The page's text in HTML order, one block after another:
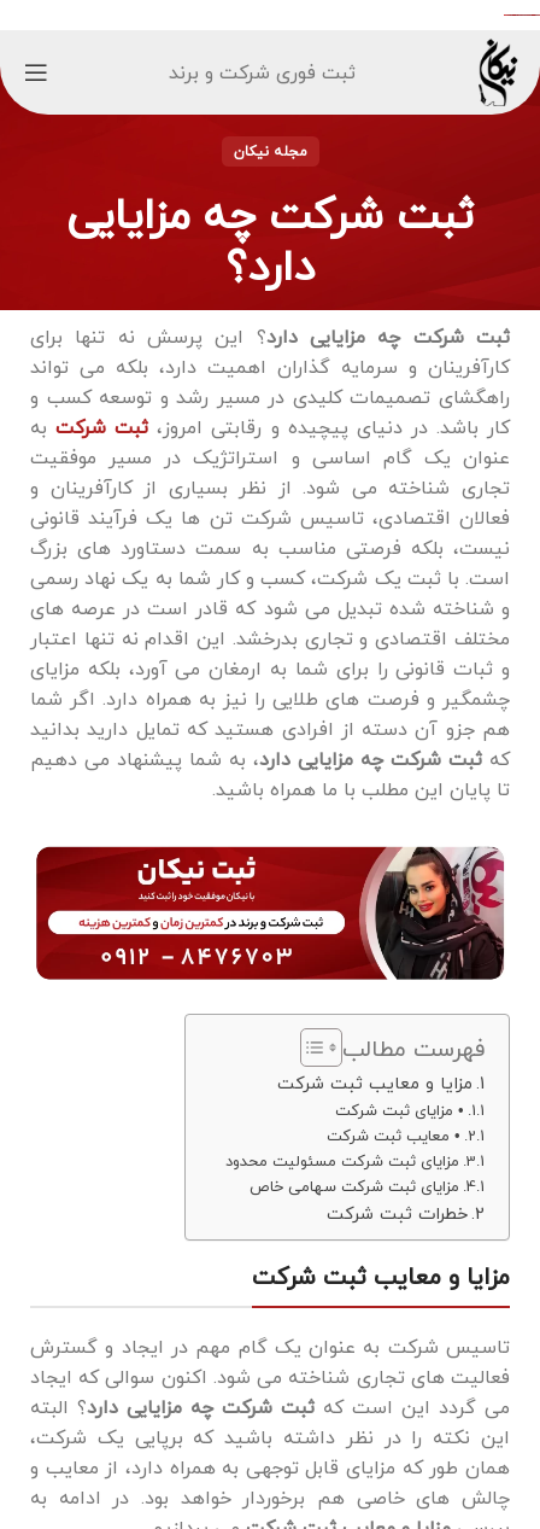
ثبت فوری شرکت و برند
مجله نیکان
ثبت شرکت چه مزایایی
دارد؟
ثبت شرکت چه مزایایی دارد؟ این پرسش نه تنها برای
کارآفرینان و سرمایه‌ گذاران اهمیت دارد، بلکه می ‌تواند
راهگشای تصمیمات کلیدی در مسیر رشد و توسعه کسب و
کار باشد. در دنیای پیچیده و رقابتی امروز،ثبت شرکتبه
عنوان یک گام اساسی و استراتژیک در مسیر موفقیت
تجاری شناخته می‌ شود. از نظر بسیاری از کارآفرینان و
فعالان اقتصادی، تاسیس شرکت تن ها یک فرآیند قانونی
نیست، بلکه فرصتی مناسب به سمت دستاورد های بزرگ
است. با ثبت یک شرکت، کسب و کار شما به یک نهاد رسمی
و شناخته ‌شده تبدیل می ‌شود که قادر است در عرصه ‌های
مختلف اقتصادی و تجاری بدرخشد. این اقدام نه تنها اعتبار
و ثبات قانونی را برای شما به ارمغان می ‌آورد، بلکه مزایای
چشمگیر و فرصت‌ های طلایی را نیز به همراه دارد. اگر شما
هم جزو آن دسته از افرادی هستید که تمایل دارید بدانید
که ثبت شرکت چه مزایایی دارد، به شما پیشنهاد می دهیم
تا پایان این مطلب با ما همراه باشید.
فهرست مطالب
مزایا و معایب ثبت شرکت
• مزایای ثبت شرکت
• معایب ثبت شرکت
مزایای ثبت شرکت مسئولیت محدود
مزایای ثبت شرکت سهامی خاص
خطرات ثبت شرکت
مزایا و معایب ثبت شرکت
تاسیس شرکت به عنوان یک گام مهم در ایجاد و گسترش
فعالیت‌ های تجاری شناخته می ‌شود. اکنون سوالی که ایجاد
می گردد این است که ثبت شرکت چه مزایایی دارد؟ البته
این نکته را در نظر داشته باشید که برپایی یک شرکت،
همان ‌طور که مزایای قابل توجهی به همراه دارد، از معایب و
چالش ‌های خاصی هم برخوردار خواهد بود. در ادامه به